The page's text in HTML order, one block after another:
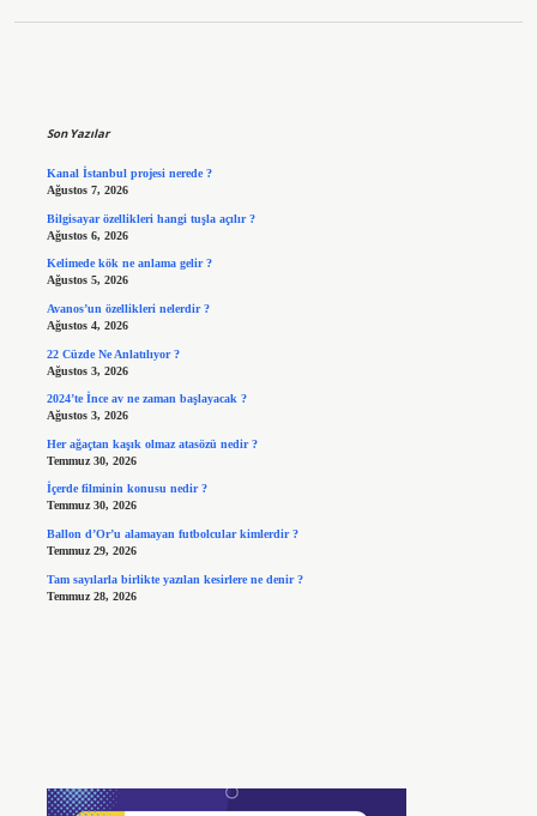
Son Yazılar
Kanal İstanbul projesi nerede ?
Ağustos 7, 2026
Bilgisayar özellikleri hangi tuşla açılır ?
Ağustos 6, 2026
Kelimede kök ne anlama gelir ?
Ağustos 5, 2026
Avanos’un özellikleri nelerdir ?
Ağustos 4, 2026
22 Cüzde Ne Anlatılıyor ?
Ağustos 3, 2026
2024’te İnce av ne zaman başlayacak ?
Ağustos 3, 2026
Her ağaçtan kaşık olmaz atasözü nedir ?
Temmuz 30, 2026
İçerde filminin konusu nedir ?
Temmuz 30, 2026
Ballon d’Or’u alamayan futbolcular kimlerdir ?
Temmuz 29, 2026
Tam sayılarla birlikte yazılan kesirlere ne denir ?
Temmuz 28, 2026